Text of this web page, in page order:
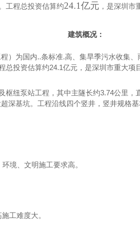
工程总投资估算约24.1亿元 ， 是深圳市
建筑概况：
）为国内..条标准.高、集旱季污水收集
投资估算约24.1亿元，是深圳市重大项
枢纽泵站工程，其中主隧长约3.74公里，
深基坑。工程沿线四个竖井，竖井规格
境、文明施工要求高。
工难度大。